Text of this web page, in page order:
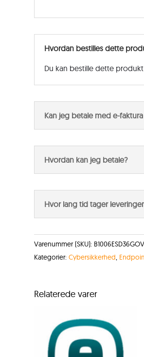
Hvordan bestilles dette
Du kan bestille dette
Kan jeg betale med e-faktura
Hvordan kan jeg betale?
Hvor lang tid tager
Varenummer (SKU):
Kategorier: Cybersikkerhed,
Relaterede varer